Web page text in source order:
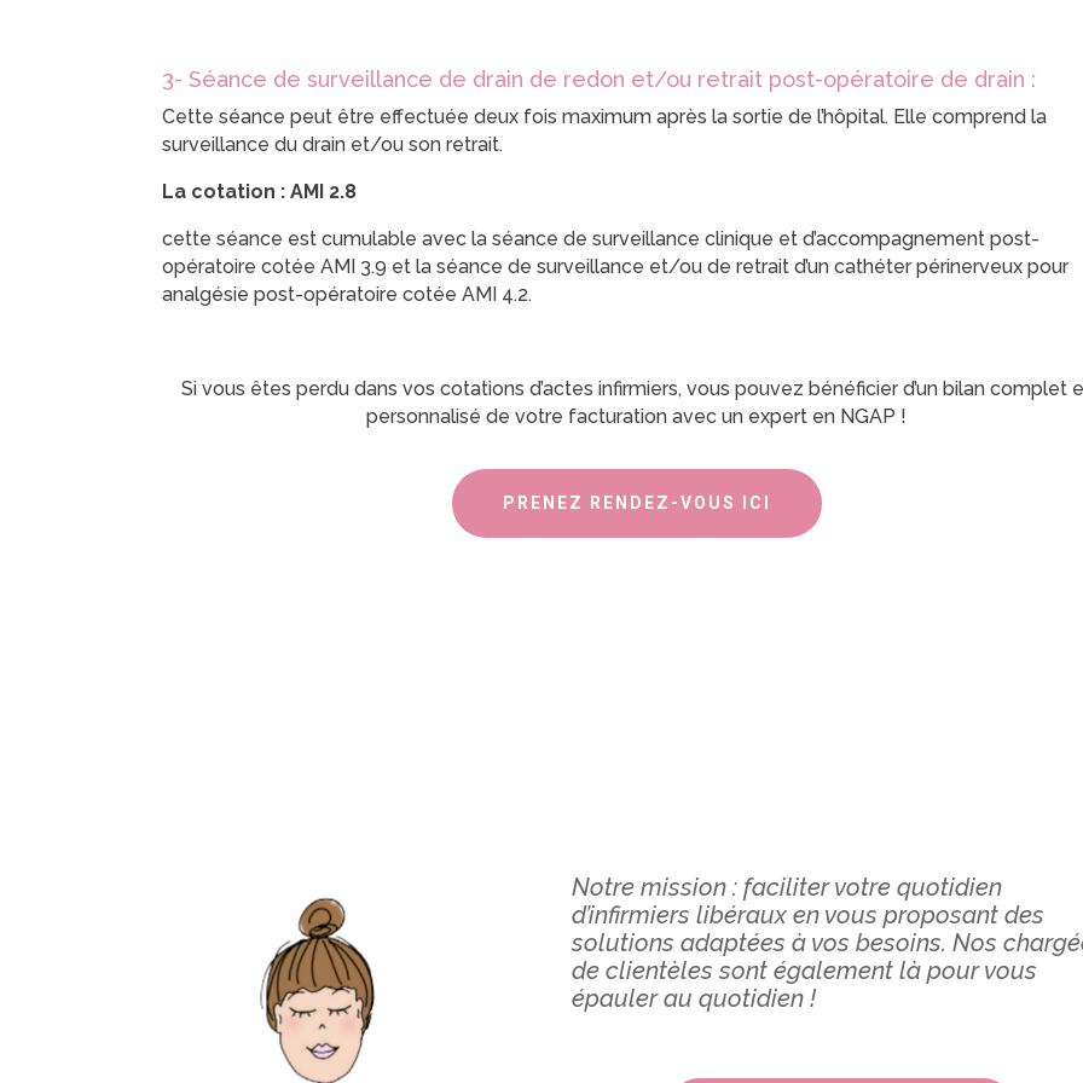
3- Séance de surveillance de drain de redon et/ou retrait post-opératoire de drain :
Cette séance peut être effectuée deux fois maximum après la sortie de l’hôpital. Elle comprend la
surveillance du drain et/ou son retrait.
La cotation : AMI 2.8
cette séance est cumulable avec la séance de surveillance clinique et d’accompagnement post-
opératoire cotée AMI 3.9 et la séance de surveillance et/ou de retrait d’un cathéter périnerveux pour
analgésie post-opératoire cotée AMI 4.2.
Si vous êtes perdu dans vos cotations d’actes infirmiers, vous pouvez bénéficier d’un bilan complet
personnalisé de votre facturation avec un expert en NGAP !
PRENEZ RENDEZ-VOUS ICI
Notre mission : faciliter votre quotidien
d’infirmiers libéraux en vous proposant des
solutions adaptées à vos besoins. Nos
de clientèles sont également là pour vous
épauler au quotidien !